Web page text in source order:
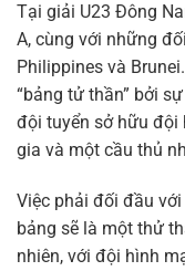
Tại giải U23 Đông
A, cùng với những
Philippines và
“bảng tử thần” bởi
đội tuyển sở hữu đội
gia và một cầu thủ
Việc phải đối đầu
bảng sẽ là một thử
nhiên, với đội hình